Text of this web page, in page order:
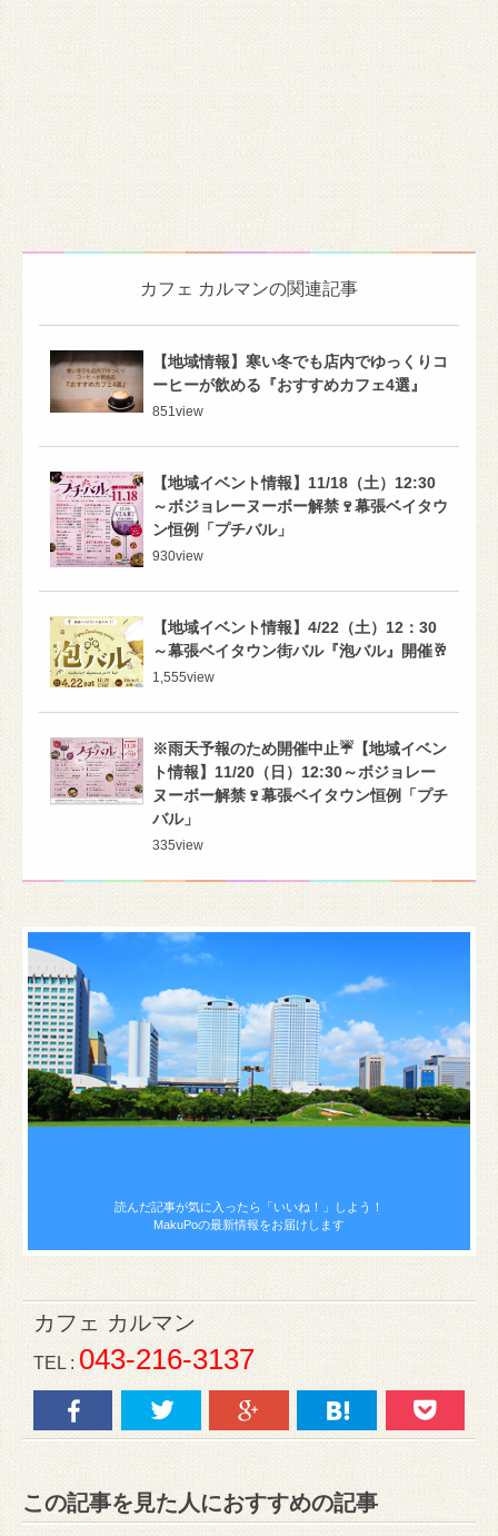
カフェ カルマンの関連記事
【地域情報】寒い冬でも店内でゆっくりコ
ーヒーが飲める『おすすめカフェ4選』
851view
【地域イベント情報】11/18（土）12:30
～ボジョレーヌーボー解禁🍷幕張ベイタウ
ン恒例「プチバル」
930view
【地域イベント情報】4/22（土）12：30
～幕張ベイタウン街バル『泡バル』開催🥂
1,555view
※雨天予報のため開催中止☔【地域イベン
ト情報】11/20（日）12:30～ボジョレー
ヌーボー解禁🍷幕張ベイタウン恒例「プチ
バル」
335view
読んだ記事が気に入ったら 「いいね！」しよう！
MakuPoの最新情報をお届けします
カフェ カルマン
TEL : 043-216-3137
この記事を見た人におすすめの記事